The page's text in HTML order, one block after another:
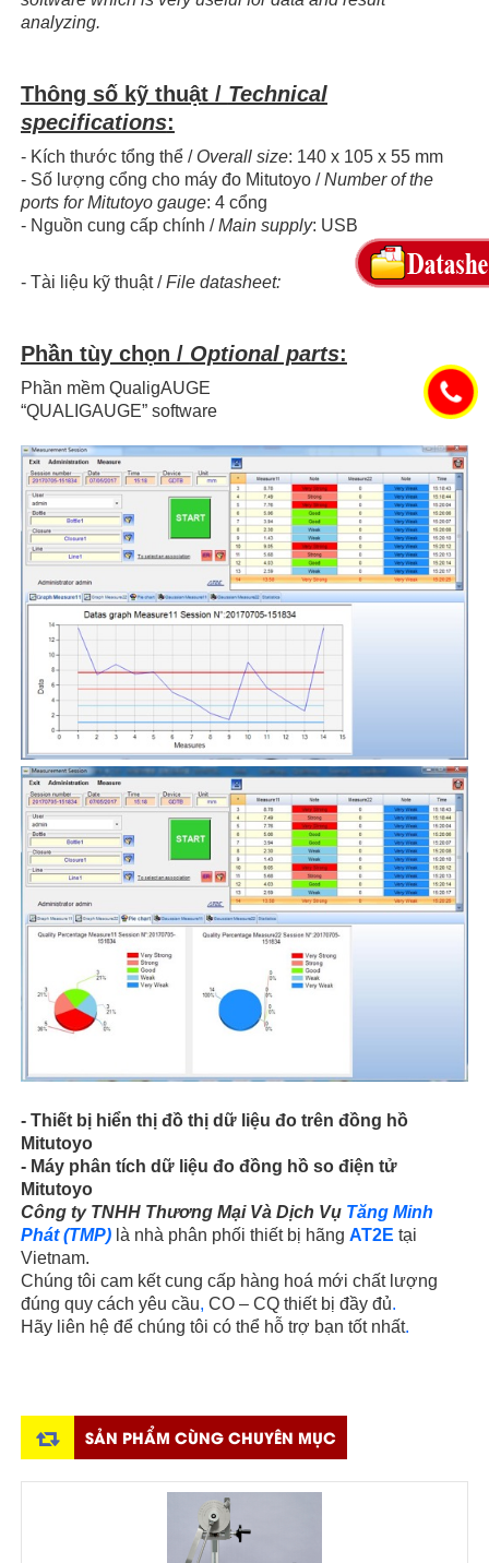
analyzing.
Thông số kỹ thuật / Technical
specifications:
- Kích thước tổng thể / Overall size: 140 x 105 x 55 mm
- Số lượng cổng cho máy đo Mitutoyo /Number of the
ports for Mitutoyo gauge: 4 cổng
- Nguồn cung cấp chính /Main supply: USB
- Tài liệu kỹ thuật /File datasheet:
Phần tùy chọn / Optional parts:
Phần mềm QualigAUGE
“QUALIGAUGE” software
- Thiết bị hiển thị đồ thị dữ liệu đo trên đồng hồ
Mitutoyo
- Máy phân tích dữ liệu đo đồng hồ so điện tử
Mitutoyo
Công ty TNHH Thương Mại Và Dịch Vụ Tăng Minh
Phát (TMP) là nhà phân phối thiết bị hãng AT2E tại
Vietnam.
Chúng tôi cam kết cung cấp hàng hoá mới chất lượng
đúng quy cách yêu cầu, CO – CQ thiết bị đầy đủ.
Hãy liên hệ để chúng tôi có thể hỗ trợ bạn tốt nhất.
SẢN PHẨM CÙNG CHUYÊN MỤC